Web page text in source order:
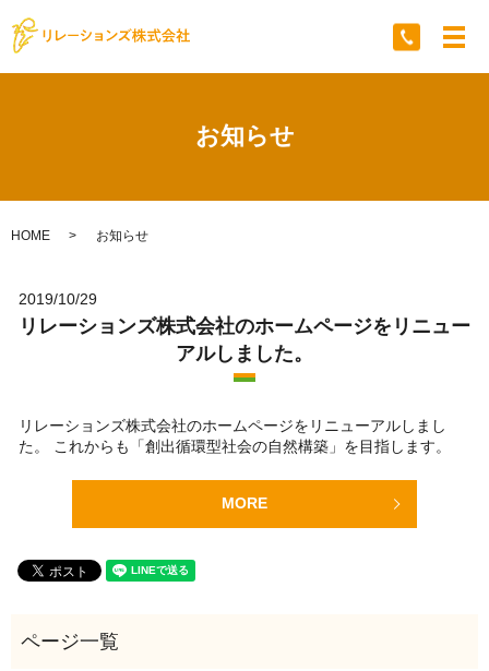
メ
お知らせ
HOME お知らせ
2019/10/29
リレーションズ株式会社のホームページをリニュー
アルしました。
リレーションズ株式会社のホームページをリニューアルしまし
た。 これからも「創出循環型社会の自然構築」を目指します。
MORE